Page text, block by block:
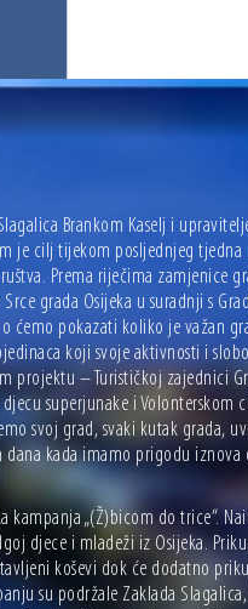
Brankom Kaselj i
je cilj tijekom posljednjeg
Prema riječima zamjenice
grada Osijeka u suradnji s
ćemo pokazati koliko je važan
koji svoje aktivnosti i
– Turističkoj zajednici
superjunake i Volonterskom
svoj grad, svaki kutak grada,
kada imamo prigodu iznova
„(Ž)bicom do trice“.
djece i mladeži iz Osijeka.
koševi dok će dodatno
su podržale Zaklada